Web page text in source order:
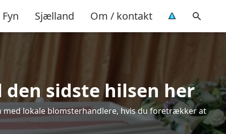
Fyn Sjælland Om / kontakt
sidste hilsen her
lokale blomsterhandlere, hvis du foretrækker at